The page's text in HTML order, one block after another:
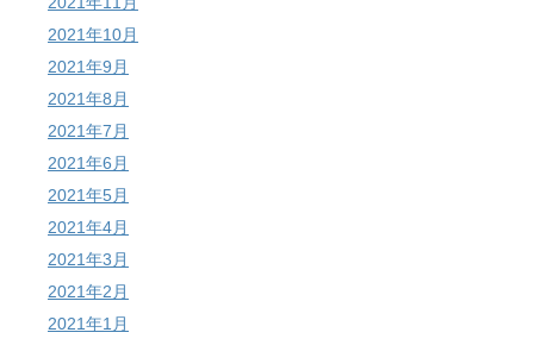
2021年10月
2021年9月
2021年8月
2021年7月
2021年6月
2021年5月
2021年4月
2021年3月
2021年2月
2021年1月